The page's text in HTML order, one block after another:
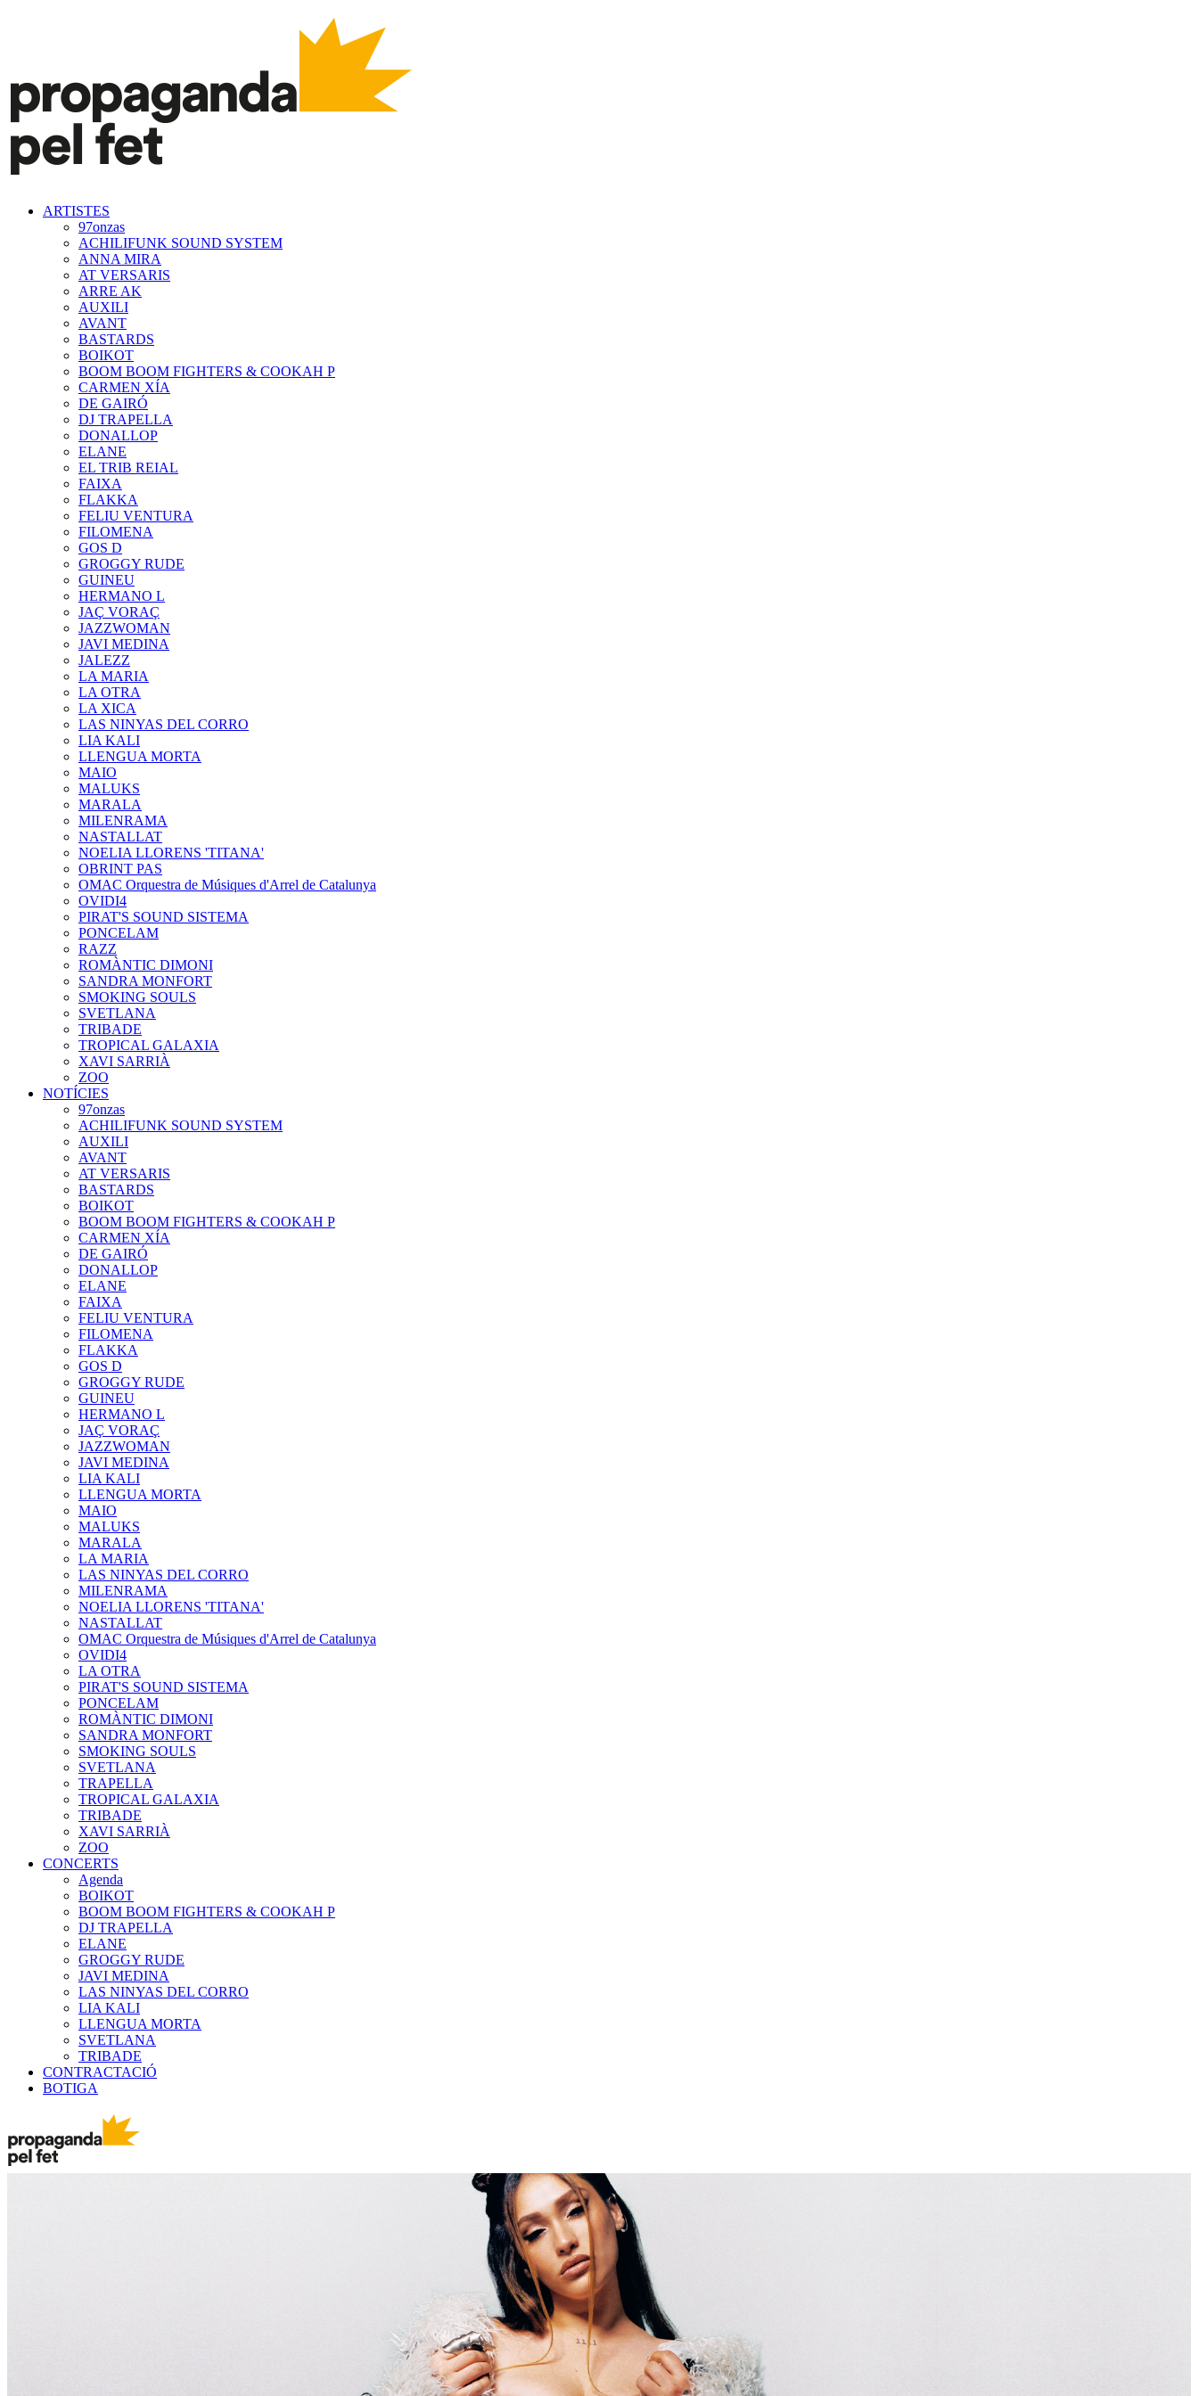
ARTISTES
97onzas
ACHILIFUNK SOUND SYSTEM
ANNA MIRA
AT VERSARIS
ARRE AK
AUXILI
AVANT
BASTARDS
BOIKOT
BOOM BOOM FIGHTERS & COOKAH P
CARMEN XÍA
DE GAIRÓ
DJ TRAPELLA
DONALLOP
ELANE
EL TRIB REIAL
FAIXA
FLAKKA
FELIU VENTURA
FILOMENA
GOS D
GROGGY RUDE
GUINEU
HERMANO L
JAÇ VORAÇ
JAZZWOMAN
JAVI MEDINA
JALEZZ
LA MARIA
LA OTRA
LA XICA
LAS NINYAS DEL CORRO
LIA KALI
LLENGUA MORTA
MAIO
MALUKS
MARALA
MILENRAMA
NASTALLAT
NOELIA LLORENS 'TITANA'
OBRINT PAS
OMAC Orquestra de Músiques d'Arrel de Catalunya
OVIDI4
PIRAT'S SOUND SISTEMA
PONCELAM
RAZZ
ROMÀNTIC DIMONI
SANDRA MONFORT
SMOKING SOULS
SVETLANA
TRIBADE
TROPICAL GALAXIA
XAVI SARRIÀ
ZOO
NOTÍCIES
97onzas
ACHILIFUNK SOUND SYSTEM
AUXILI
AVANT
AT VERSARIS
BASTARDS
BOIKOT
BOOM BOOM FIGHTERS & COOKAH P
CARMEN XÍA
DE GAIRÓ
DONALLOP
ELANE
FAIXA
FELIU VENTURA
FILOMENA
FLAKKA
GOS D
GROGGY RUDE
GUINEU
HERMANO L
JAÇ VORAÇ
JAZZWOMAN
JAVI MEDINA
LIA KALI
LLENGUA MORTA
MAIO
MALUKS
MARALA
LA MARIA
LAS NINYAS DEL CORRO
MILENRAMA
NOELIA LLORENS 'TITANA'
NASTALLAT
OMAC Orquestra de Músiques d'Arrel de Catalunya
OVIDI4
LA OTRA
PIRAT'S SOUND SISTEMA
PONCELAM
ROMÀNTIC DIMONI
SANDRA MONFORT
SMOKING SOULS
SVETLANA
TRAPELLA
TROPICAL GALAXIA
TRIBADE
XAVI SARRIÀ
ZOO
CONCERTS
Agenda
BOIKOT
BOOM BOOM FIGHTERS & COOKAH P
DJ TRAPELLA
ELANE
GROGGY RUDE
JAVI MEDINA
LAS NINYAS DEL CORRO
LIA KALI
LLENGUA MORTA
SVETLANA
TRIBADE
CONTRACTACIÓ
BOTIGA